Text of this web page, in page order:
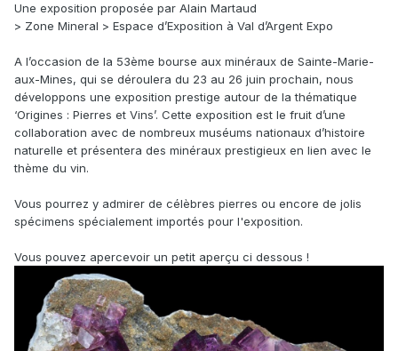
Une exposition proposée par Alain Martaud
> Zone Mineral > Espace d’Exposition à Val d’Argent Expo
A l’occasion de la 53ème bourse aux minéraux de Sainte-Marie-
aux-Mines, qui se déroulera du 23 au 26 juin prochain, nous
développons une exposition prestige autour de la thématique
‘Origines : Pierres et Vins’. Cette exposition est le fruit d’une
collaboration avec de nombreux muséums nationaux d’histoire
naturelle et présentera des minéraux prestigieux en lien avec le
thème du vin.
Vous pourrez y admirer de célèbres pierres ou encore de jolis
spécimens spécialement importés pour l'exposition.
Vous pouvez apercevoir un petit aperçu ci dessous !